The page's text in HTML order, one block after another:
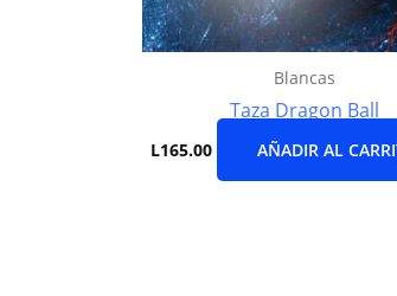
Blancas
Taza Dragon Ball
L165.00 AÑADIR AL